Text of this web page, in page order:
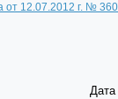
от 12.07.2012 г. №
Дата